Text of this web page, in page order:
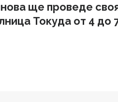
ще проведе
Токуда от 4 до